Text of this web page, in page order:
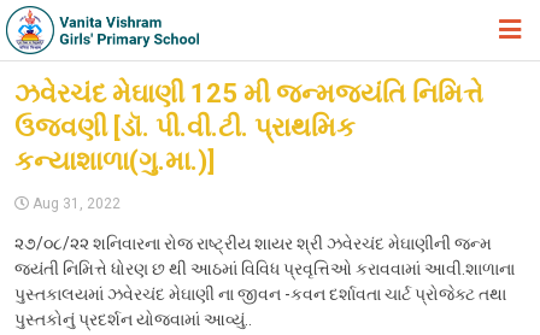
HOME
ABOUT TRUST
STUDENT ZONE
NEWS & EVENTS
ઝવેરચંદ મેઘાણી 125 મી જન્મજયંતિ નિમિત્તે
ઉજવણી [ડૉ. પી.વી.ટી. પ્રાથમિક
કન્યાશાળા(ગુ.મા.)]
Aug 31, 2022
૨૭/૦૮/૨૨ શનિવારના રોજ રાષ્ટ્રીય શાયર શ્રી ઝવેરચંદ મેઘાણીની જન્મ
જયંતી નિમિત્તે ધોરણ છ થી આઠમાં વિવિધ પ્રવૃત્તિઓ કરાવવામાં આવી.શાળાના
પુસ્તકાલયમાં ઝવેરચંદ મેઘાણી ના જીવન -કવન દર્શાવતા ચાર્ટ પ્રોજેક્ટ તથા
પુસ્તકોનું પ્રદર્શન યોજવામાં આવ્યું..